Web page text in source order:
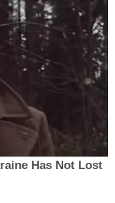
Has Not Lost